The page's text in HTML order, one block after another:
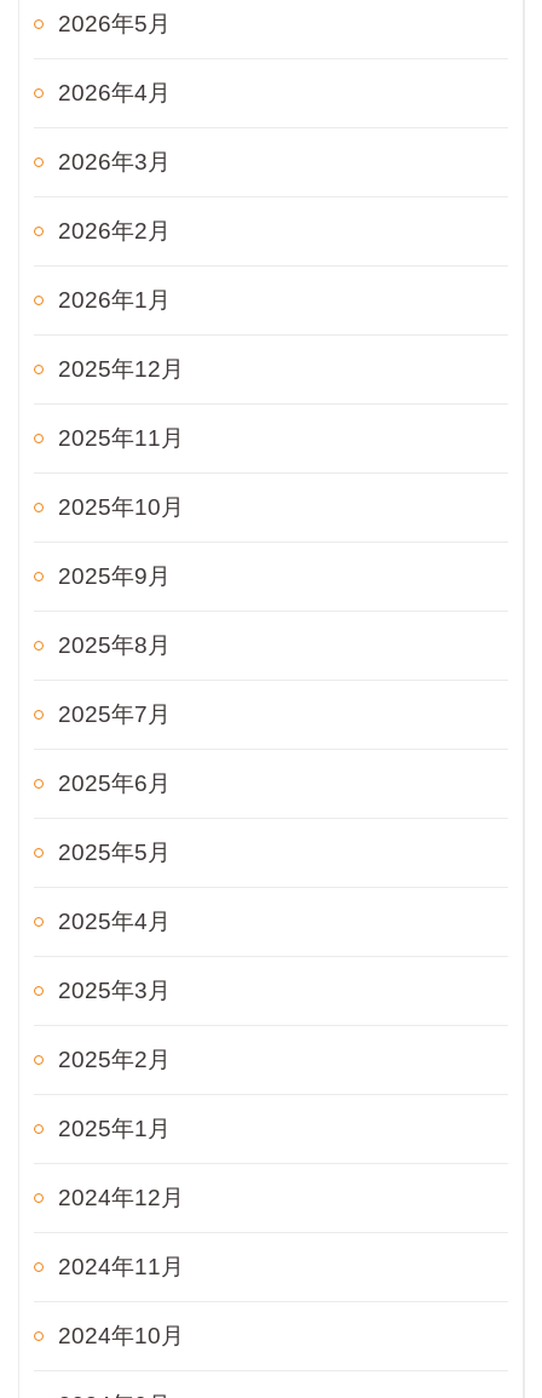
2026年5月
2026年4月
2026年3月
2026年2月
2026年1月
2025年12月
2025年11月
2025年10月
2025年9月
2025年8月
2025年7月
2025年6月
2025年5月
2025年4月
2025年3月
2025年2月
2025年1月
2024年12月
2024年11月
2024年10月